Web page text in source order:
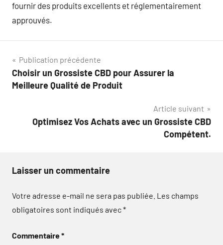
fournir des produits excellents et réglementairement
approuvés.
Navigation
de
Publication précédente
Choisir un Grossiste CBD pour Assurer la
Meilleure Qualité de Produit
Article suivant
Optimisez Vos Achats avec un Grossiste CBD
Compétent.
Laisser un commentaire
Votre adresse e-mail ne sera pas publiée. Les champs
obligatoires sont indiqués avec*
Commentaire*